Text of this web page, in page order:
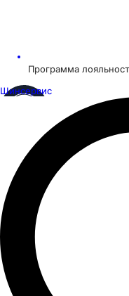
Программа
Шинсервис